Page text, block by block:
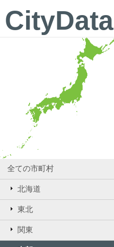
CityData
全ての市町村
北海道
東北
関東